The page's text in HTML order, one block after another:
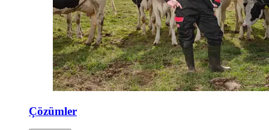
Çözümler